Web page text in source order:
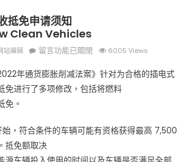
抵免申请须知
Clean Vehicles
站编辑
在
洁
能
辆
税
收
留言功能已關閉 6005 Views
年通货膨胀削减法案》针对为合格的插电式
免进行了多项修改，包括将燃料
免。
始，符合条件的车辆可能有资格获得最高 7,500
抵免额取决